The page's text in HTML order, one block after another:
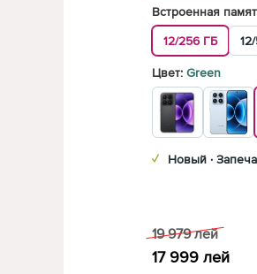
Встроенная
12/256 ГБ
Цвет: Green
✓ Новый ·
19 979 лей
17 999 лей